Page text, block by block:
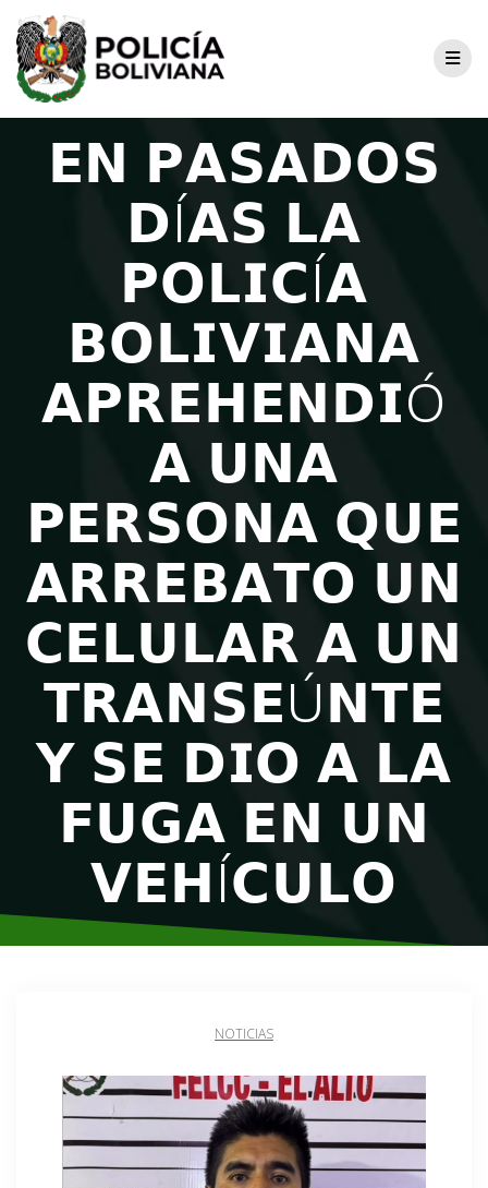
𝗘𝗡 𝗣𝗔𝗦𝗔𝗗𝗢𝗦
𝗗Í𝗔𝗦 𝗟𝗔
𝗣𝗢𝗟𝗜𝗖Í𝗔
𝗕𝗢𝗟𝗜𝗩𝗜𝗔𝗡𝗔
𝗔𝗣𝗥𝗘𝗛𝗘𝗡𝗗𝗜Ó
𝗔 𝗨𝗡𝗔
𝗣𝗘𝗥𝗦𝗢𝗡𝗔 𝗤𝗨𝗘
𝗔𝗥𝗥𝗘𝗕𝗔𝗧𝗢 𝗨𝗡
𝗖𝗘𝗟𝗨𝗟𝗔𝗥 𝗔 𝗨𝗡
𝗧𝗥𝗔𝗡𝗦𝗘Ú𝗡𝗧𝗘
𝗬 𝗦𝗘 𝗗𝗜𝗢 𝗔 𝗟𝗔
𝗙𝗨𝗚𝗔 𝗘𝗡 𝗨𝗡
𝗩𝗘𝗛Í𝗖𝗨𝗟𝗢
NOTICIAS